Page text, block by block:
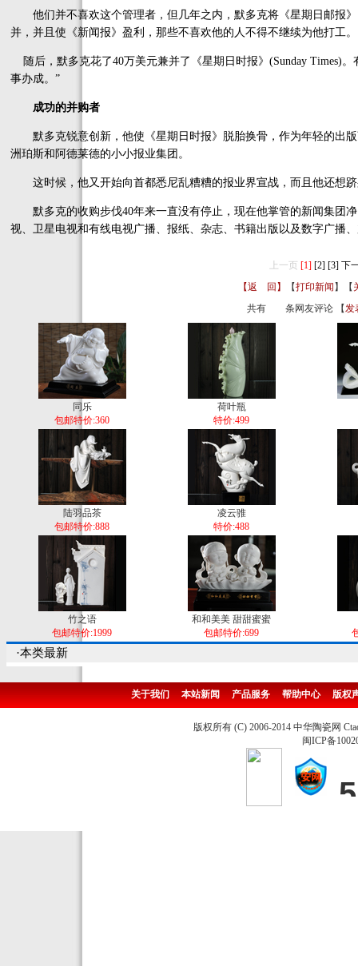
他们并不喜欢这个管理者，但几年之内，默多克将《星期日邮报》
并，并且使《新闻报》盈利，那些不喜欢他的人不得不继续为他打工。
随后，默多克花了40万美元兼并了《星期日时报》(Sunday Times)
事办成。”
成功的并购者
默多克锐意创新，他使《星期日时报》脱胎换骨，作为年轻的出
洲珀斯和阿德莱德的小小报业集团。
这时候，他又开始向首都悉尼乱糟糟的报业界宣战，而且他还想跻
默多克的收购步伐40年来一直没有停止，现在他掌管的新闻集团净
视、卫星电视和有线电视广播、报纸、杂志、书籍出版以及数字广播
上一页 [1] [2] [3] 下
【返 回】
【打印新闻 】【
共有
条网友评论 【发
同乐
包邮特价:360
荷叶瓶
特价:499
陆羽品茶
包邮特价:888
凌云骓
特价:488
竹之语
包邮特价:1999
和和美美 甜甜蜜蜜
包邮特价:699
·本类最新
关于我们 本站新闻 产品服务 帮助中心 版权
版权所有 (C) 2006-2014 中华陶瓷网
闽ICP备